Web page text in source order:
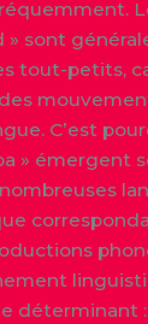
d » sont
tout-petits,
C’est
» émergent
déterminant